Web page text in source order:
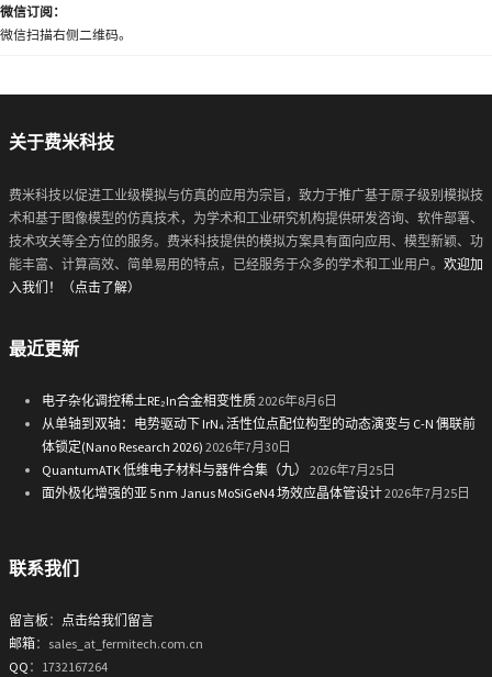
微信订阅：
微信扫描右侧二维码。
关于费米科技
费米科技以促进工业级模拟与仿真的应用为宗旨，致力于推广基于原子级别模拟技
术和基于图像模型的仿真技术，为学术和工业研究机构提供研发咨询、软件部署、
技术攻关等全方位的服务。费米科技提供的模拟方案具有面向应用、模型新颖、功
能丰富、计算高效、简单易用的特点，已经服务于众多的学术和工业用户。 欢迎加
入我们！（点击了解）
最近更新
电子杂化调控稀土RE₂In合金相变性质2026年8月6日
从单轴到双轴：电势驱动下 IrN₄ 活性位点配位构型的动态演变与 C-N 偶联前
体锁定(Nano Research 2026) 2026年7月30日
QuantumATK 低维电子材料与器件合集（九）
2026年7月25日
面外极化增强的亚 5 nm Janus MoSiGeN4 场效应晶体管设计2026年7月25日
联系我们
留言板 ： 点击给我们留言
邮箱：sales_at_fermitech.com.cn
QQ ：1732167264